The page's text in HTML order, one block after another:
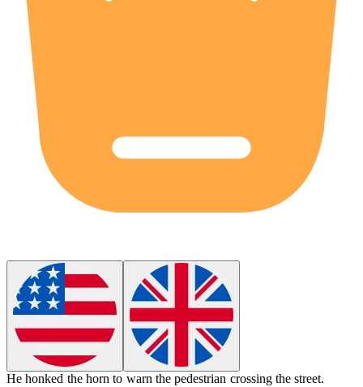
He honked the horn to warn the pedestrian crossing the street.